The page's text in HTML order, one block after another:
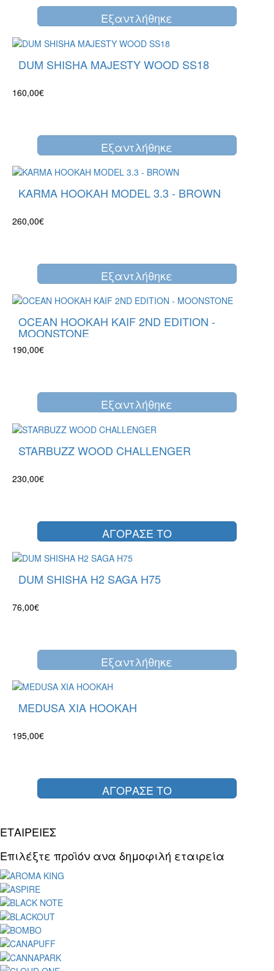
Eξαντλήθηκε
DUM SHISHA MAJESTY WOOD SS18
160,00€
Eξαντλήθηκε
KARMA HOOKAH MODEL 3.3 - BROWN
260,00€
Eξαντλήθηκε
OCEAN HOOKAH KAIF 2ND EDITION -
MOONSTONE
190,00€
Eξαντλήθηκε
STARBUZZ WOOD CHALLENGER
230,00€
ΑΓΟΡΑΣΕ ΤΟ
DUM SHISHA H2 SAGA H75
76,00€
Eξαντλήθηκε
MEDUSA XIA HOOKAH
195,00€
ΑΓΟΡΑΣΕ ΤΟ
ΕΤΑΙΡΕΙΕΣ
Επιλέξτε προϊόν ανα δημοφιλή εταιρεία